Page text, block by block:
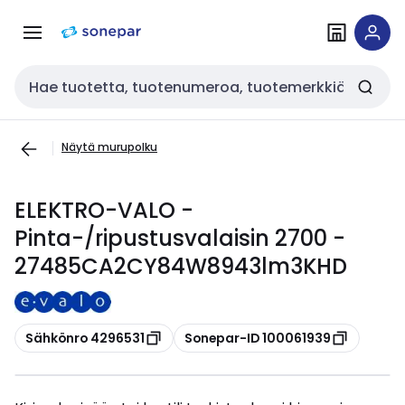
navigointiinsisältöön
Haku
Näytä murupolku
ELEKTRO-VALO -
Pinta-/ripustusvalaisin 2700 -
27485CA2CY84W8943lm3KHD
Kopioi
Sähkönro 4296531 Kopioi
Sonepar-ID 100061939